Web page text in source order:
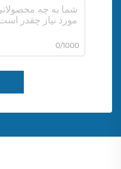
0/1000